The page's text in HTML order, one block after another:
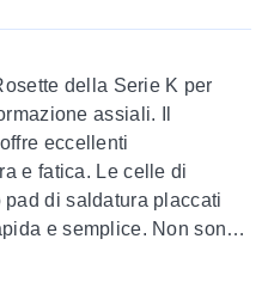
della Serie K per
assiali. Il
eccellenti
e fatica. Le celle di
di saldatura placcati
e semplice. Non sono
speciali.